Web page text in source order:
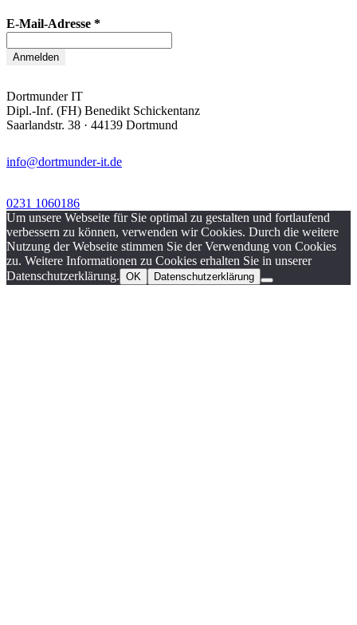
E-Mail-Adresse *
Dortmunder IT
Dipl.-Inf. (FH) Benedikt Schickentanz
Saarlandstr. 38 · 44139 Dortmund
info@dortmunder-it.de
0231 1060186
Um unsere Webseite für Sie optimal zu gestalten und fortlaufend
verbessern zu können, verwenden wir Cookies. Durch die weitere
Nutzung der Webseite stimmen Sie der Verwendung von Cookies
zu. Weitere Informationen zu Cookies erhalten Sie in unserer
Datenschutzerklärung. OK Datenschutzerklärung